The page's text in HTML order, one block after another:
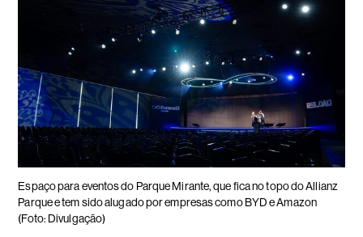
Espaço para eventos do Parque Mirante, que fica no topo do Allianz
Parque e tem sido alugado por empresas como BYD e Amazon
(Foto: Divulgação)